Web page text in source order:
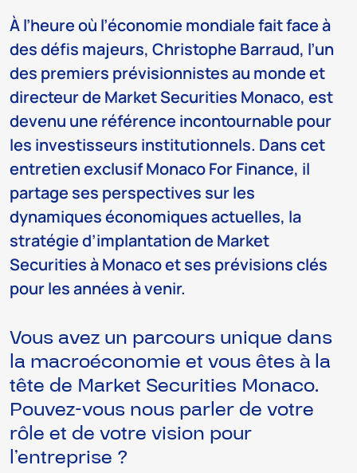
À l’heure où l’économie mondiale fait face à
des défis majeurs, Christophe Barraud, l’un
des premiers prévisionnistes au monde et
directeur de Market Securities Monaco, est
devenu une référence incontournable pour
les investisseurs institutionnels. Dans cet
entretien exclusif Monaco For Finance, il
partage ses perspectives sur les
dynamiques économiques actuelles, la
stratégie d’implantation de Market
Securities à Monaco et ses prévisions clés
pour les années à venir.
Vous avez un parcours unique dans
la macroéconomie et vous êtes à la
tête de Market Securities Monaco.
Pouvez-vous nous parler de votre
rôle et de votre vision pour
l’entreprise ?